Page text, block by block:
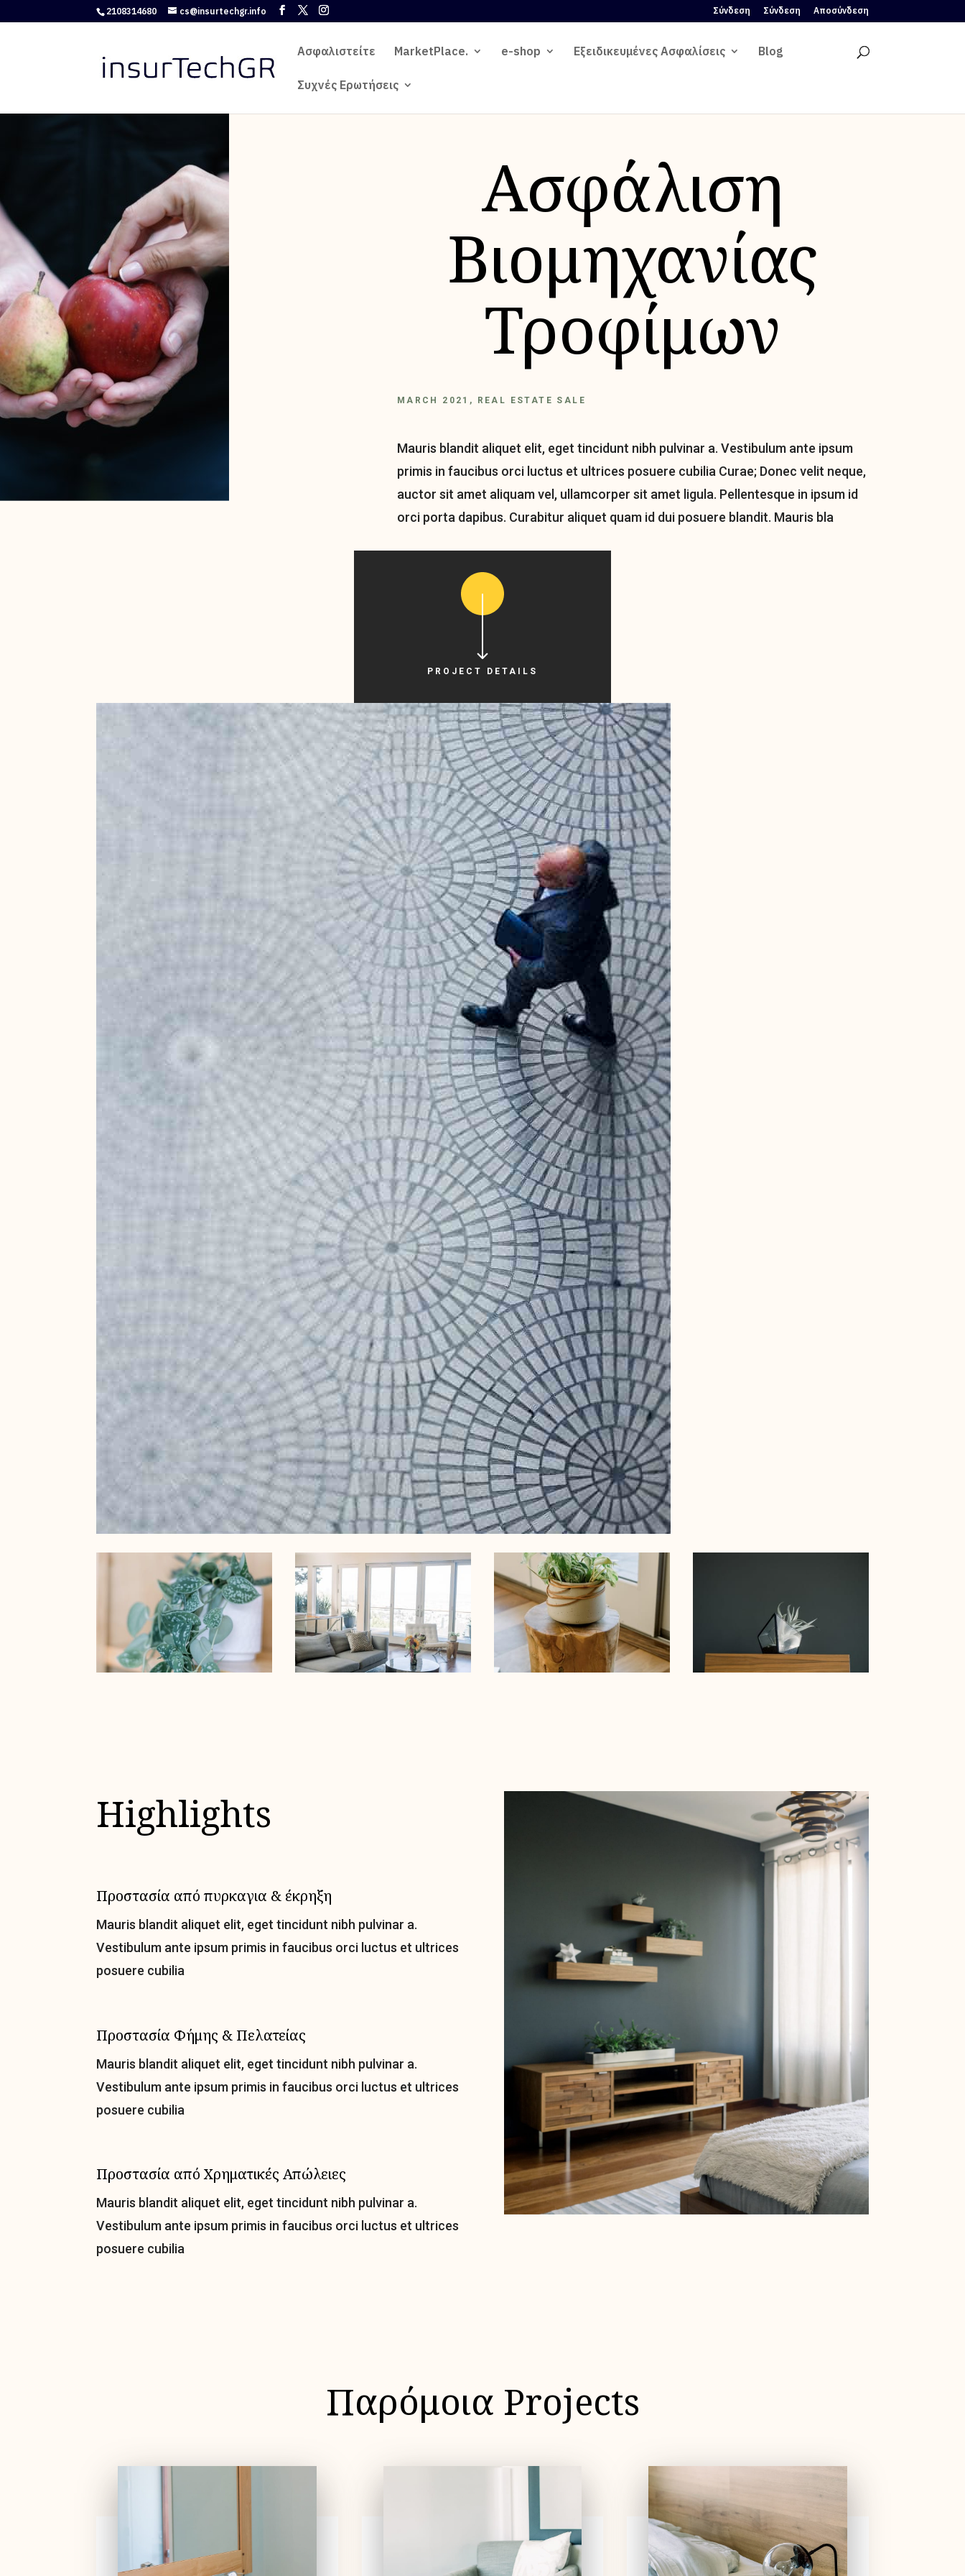
2108314680 cs@insurtechgr.info Σύνδεση Σύνδεση Αποσύνδεση
Ασφαλιστείτε MarketPlace. e-shop Εξειδικευμένες Ασφαλίσεις Blog
Συχνές Ερωτήσεις
Ασφάλιση
Βιομηχανίας
Τροφίμων
MARCH 2021, REAL ESTATE SALE
Mauris blandit aliquet elit, eget tincidunt nibh pulvinar a. Vestibulum ante ipsum
primis in faucibus orci luctus et ultrices posuere cubilia Curae; Donec velit neque,
auctor sit amet aliquam vel, ullamcorper sit amet ligula. Pellentesque in ipsum id
orci porta dapibus. Curabitur aliquet quam id dui posuere blandit. Mauris bla
PROJECT DETAILS
Highlights
Προστασία από πυρκαγια & έκρηξη
Mauris blandit aliquet elit, eget tincidunt nibh pulvinar a.
Vestibulum ante ipsum primis in faucibus orci luctus et ultrices
posuere cubilia
Προστασία Φήμης & Πελατείας
Mauris blandit aliquet elit, eget tincidunt nibh pulvinar a.
Vestibulum ante ipsum primis in faucibus orci luctus et ultrices
posuere cubilia
Προστασία από Χρηματικές Απώλειες
Mauris blandit aliquet elit, eget tincidunt nibh pulvinar a.
Vestibulum ante ipsum primis in faucibus orci luctus et ultrices
posuere cubilia
Παρόμοια Projects